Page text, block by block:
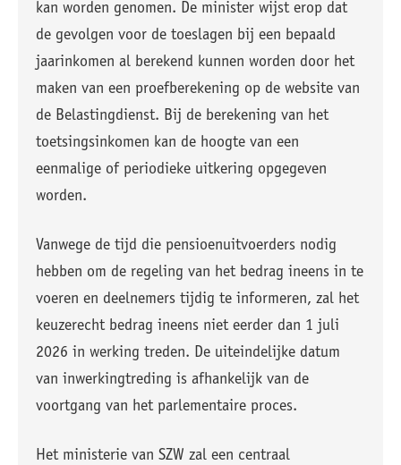
kan worden genomen. De minister wijst erop dat
de gevolgen voor de toeslagen bij een bepaald
jaarinkomen al berekend kunnen worden door het
maken van een proefberekening op de website van
de Belastingdienst. Bij de berekening van het
toetsingsinkomen kan de hoogte van een
eenmalige of periodieke uitkering opgegeven
worden.
Vanwege de tijd die pensioenuitvoerders nodig
hebben om de regeling van het bedrag ineens in te
voeren en deelnemers tijdig te informeren, zal het
keuzerecht bedrag ineens niet eerder dan 1 juli
2026 in werking treden. De uiteindelijke datum
van inwerkingtreding is afhankelijk van de
voortgang van het parlementaire proces.
Het ministerie van SZW zal een centraal